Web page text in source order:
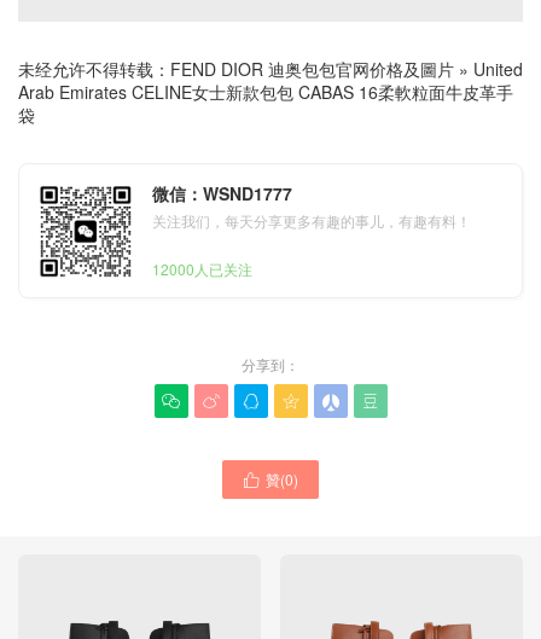
未经允许不得转载： FEND DIOR 迪奥包包官网价格及圖片 » United
Arab Emirates CELINE女士新款包包 CABAS 16柔軟粒面牛皮革手
袋
微信：WSND1777
关注我们，每天分享更多有趣的事儿，有趣有料！
12000人已关注
分享到：
     
 贊(0)